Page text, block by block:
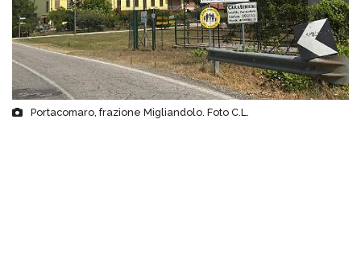
Portacomaro, frazione Migliandolo. Foto C.L.